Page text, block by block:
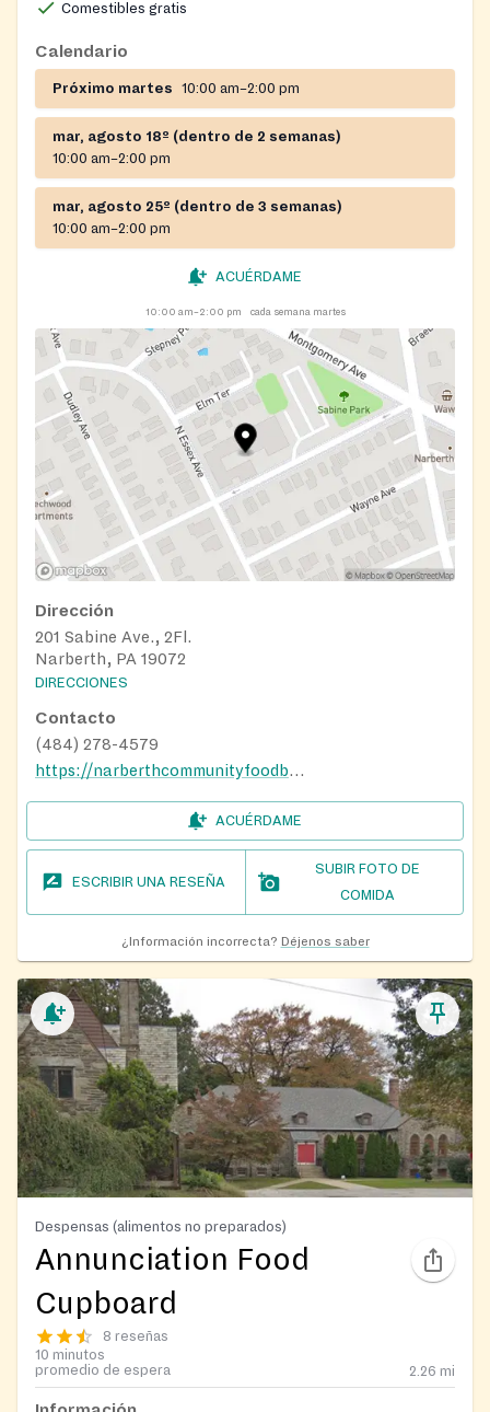
Comestibles gratis
Calendario
Próximo martes 10:00 am–2:00 pm
mar, agosto 18º (dentro de 2 semanas)
10:00 am–2:00 pm
mar, agosto 25º (dentro de 3 semanas)
10:00 am–2:00 pm
ACUÉRDAME
10:00 am–2:00 pm cada semana martes
Dirección
201 Sabine Ave., 2Fl.
Narberth, PA 19072
DIRECCIONES
Contacto
(484) 278-4579
https://narberthcommunityfoodbank.org/location-and-hours/
ACUÉRDAME
ESCRIBIR UNA RESEÑA
SUBIR FOTO DE
COMIDA
¿Información incorrecta? Déjenos saber
Despensas (alimentos no preparados)
Annunciation Food
Cupboard
8 reseñas
10 minutos
promedio de espera
2.26 mi